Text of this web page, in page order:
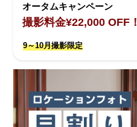
オータムキャンペーン
撮影料金¥22,000 OFF！
9～10月撮影限定